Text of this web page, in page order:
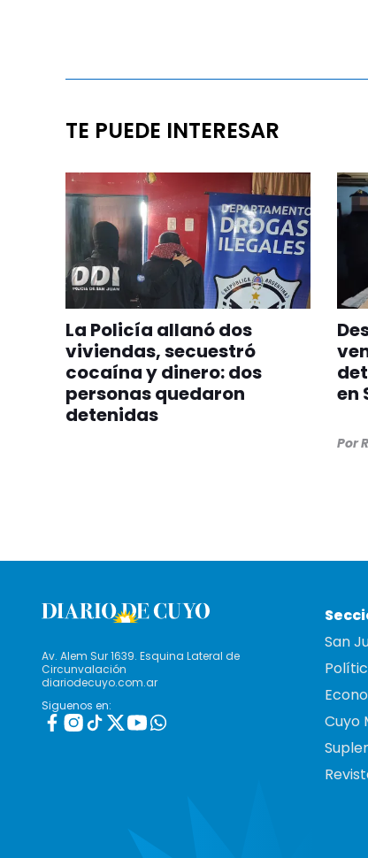
TE PUEDE INTERESAR
La Policía allanó dos
viviendas, secuestró
cocaína y dinero: dos
personas quedaron
detenidas
en
Por
Av. Alem Sur 1639. Esquina Lateral de
Circunvalación
diariodecuyo.com.ar
Siguenos en:
San
Cuyo